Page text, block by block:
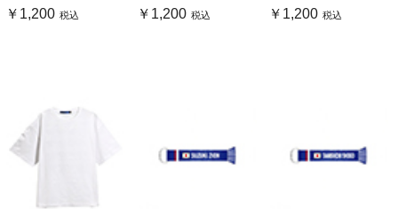
￥1,200 税込 ￥1,200 税込 ￥1,200 税込